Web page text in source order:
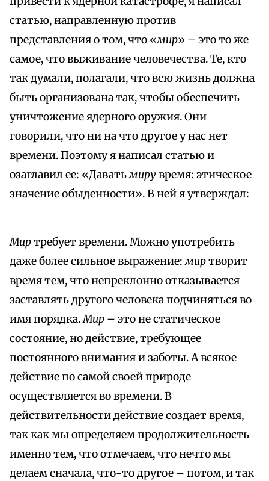
статью, направленную против
представления о том, что «мир» – это то же
самое, что выживание человечества. Те, кто
так думали, полагали, что всю жизнь должна
быть организована так, чтобы обеспечить
уничтожение ядерного оружия. Они
говорили, что ни на что другое у нас нет
времени. Поэтому я написал статью и
озаглавил ее: «Даватьмирувремя: этическое
значение обыденности». В ней я утверждал:
Миртребует времени. Можно употребить
даже более сильное выражение:миртворит
время тем, что непреклонно отказывается
заставлять другого человека подчиняться во
имя порядка.Мир – это не статическое
состояние, но действие, требующее
постоянного внимания и заботы. А всякое
действие по самой своей природе
осуществляется во времени. В
действительности действие создает время,
так как мы определяем продолжительность
именно тем, что отмечаем, что нечто мы
делаем сначала, что-то другое – потом, и так